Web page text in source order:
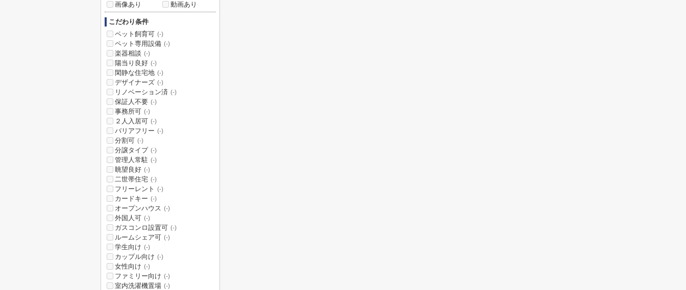
画像あり
動画あり
こだわり条件
ペット飼育可 (-)
ペット専用設備 (-)
楽器相談 (-)
陽当り良好 (-)
閑静な住宅地 (-)
デザイナーズ (-)
リノベーション済 (-)
保証人不要 (-)
事務所可 (-)
２人入居可 (-)
バリアフリー (-)
分割可 (-)
分譲タイプ (-)
管理人常駐 (-)
眺望良好 (-)
二世帯住宅 (-)
フリーレント (-)
カードキー (-)
オープンハウス (-)
外国人可 (-)
ガスコンロ設置可 (-)
ルームシェア可 (-)
学生向け (-)
カップル向け (-)
女性向け (-)
ファミリー向け (-)
室内洗濯機置場 (-)